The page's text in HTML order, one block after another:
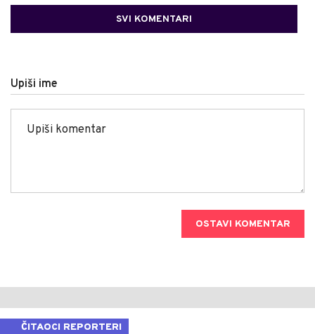
SVI KOMENTARI
Upiši ime
OSTAVI KOMENTAR
ČITAOCI REPORTERI